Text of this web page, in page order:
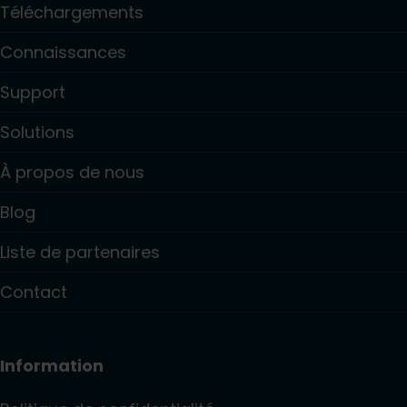
Téléchargements
Connaissances
Support
Solutions
À propos de nous
Blog
Liste de partenaires
Contact
Information